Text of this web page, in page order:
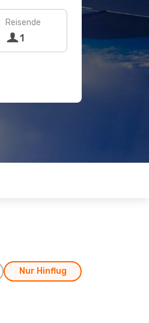
Reisende
1
Nur Hinflug